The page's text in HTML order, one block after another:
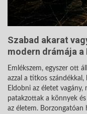
Szabad akarat
modern drámája
Emlékszem, egyszer ott
azzal a titkos
Eldobni az életet
patakzottak a könnyek
az életem. Borzongatóan